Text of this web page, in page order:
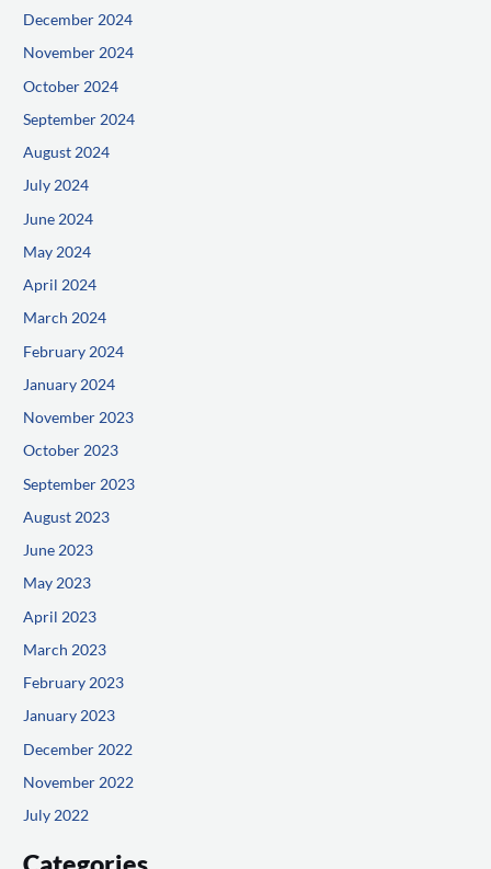
December 2024
November 2024
October 2024
September 2024
August 2024
July 2024
June 2024
May 2024
April 2024
March 2024
February 2024
January 2024
November 2023
October 2023
September 2023
August 2023
June 2023
May 2023
April 2023
March 2023
February 2023
January 2023
December 2022
November 2022
July 2022